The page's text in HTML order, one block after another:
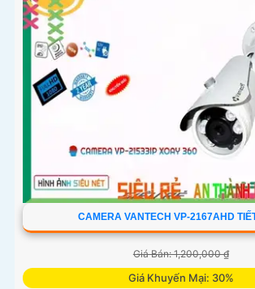
CAMERA VANTECH VP-2167AHD
Giá Bán: 1,200,000 ₫
Giá Khuyến Mại: 30%